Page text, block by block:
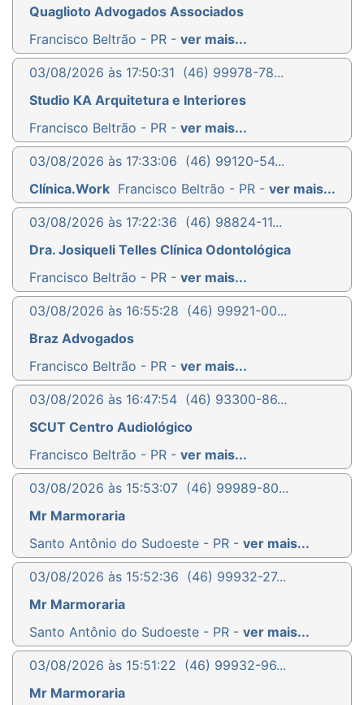
Quaglioto Advogados Associados
Francisco Beltrão - PR - ver mais...
03/08/2026 às 17:50:31 (46) 99978-78...
Studio KA Arquitetura e Interiores
Francisco Beltrão - PR - ver mais...
03/08/2026 às 17:33:06 (46) 99120-54...
Clínica.Work Francisco Beltrão - PR - ver mais...
03/08/2026 às 17:22:36 (46) 98824-11...
Dra. Josiqueli Telles Clínica Odontológica
Francisco Beltrão - PR - ver mais...
03/08/2026 às 16:55:28 (46) 99921-00...
Braz Advogados
Francisco Beltrão - PR - ver mais...
03/08/2026 às 16:47:54 (46) 93300-86...
SCUT Centro Audiológico
Francisco Beltrão - PR - ver mais...
03/08/2026 às 15:53:07 (46) 99989-80...
Mr Marmoraria
Santo Antônio do Sudoeste - PR - ver mais...
03/08/2026 às 15:52:36 (46) 99932-27...
Mr Marmoraria
Santo Antônio do Sudoeste - PR - ver mais...
03/08/2026 às 15:51:22 (46) 99932-96...
Mr Marmoraria